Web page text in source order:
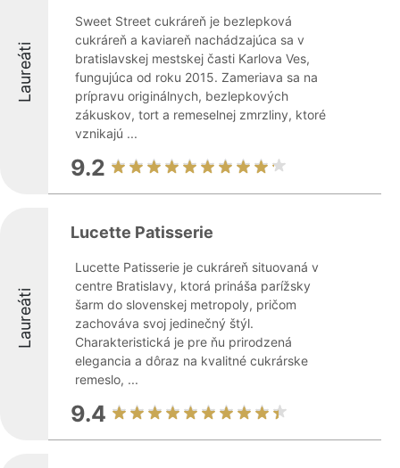
Laureáti
Sweet Street cukráreň je bezlepková
cukráreň a kaviareň nachádzajúca sa v
bratislavskej mestskej časti Karlova Ves,
fungujúca od roku 2015. Zameriava sa na
prípravu originálnych, bezlepkových
zákuskov, tort a remeselnej zmrzliny, ktoré
vznikajú ...
9.2
Laureáti
Lucette Patisserie
Lucette Patisserie je cukráreň situovaná v
centre Bratislavy, ktorá prináša parížsky
šarm do slovenskej metropoly, pričom
zachováva svoj jedinečný štýl.
Charakteristická je pre ňu prirodzená
elegancia a dôraz na kvalitné cukrárske
remeslo, ...
9.4